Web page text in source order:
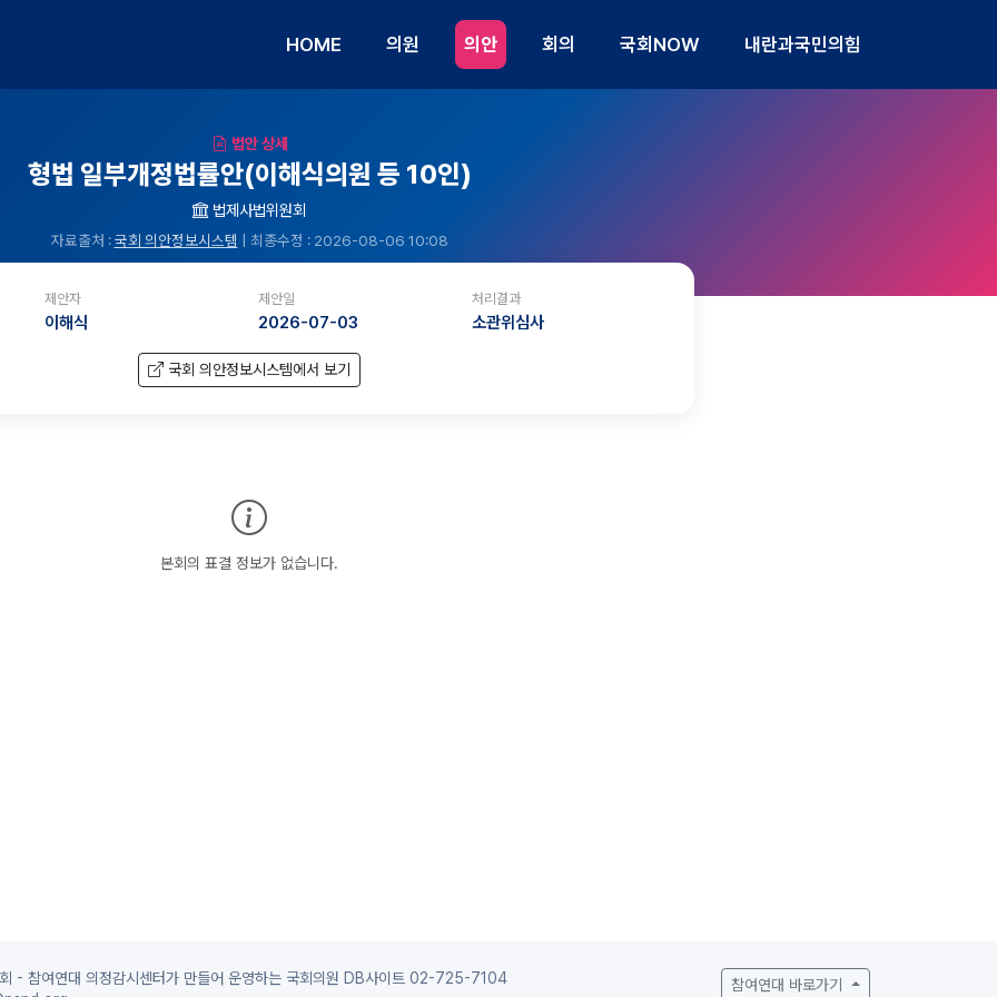
HOME 의원 의안 회의 국회NOW 내란과국민의힘
법안 상세
형법 일부개정법률안(이해식의원 등 10인)
법제사법위원회
자료출처 :국회 의안정보시스템 | 최종수정 : 2026-08-06 10:08
제안자
이해식
제안일
2026-07-03
처리결과
소관위심사
국회 의안정보시스템에서 보기
본회의 표결 정보가 없습니다.
- 참여연대 의정감시센터가 만들어 운영하는 국회의원 DB사이트 02-725-7104
참여연대 바로가기